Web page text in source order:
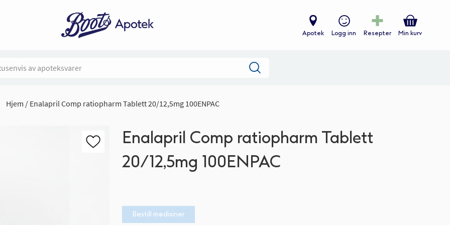
Apotek Logg inn Resepter Min kurv
Hjem Enalapril Comp ratiopharm Tablett 20/12,5mg 100ENPAC
Enalapril Comp ratiopharm Tablett
20/12,5mg 100ENPAC
Bestill medisiner